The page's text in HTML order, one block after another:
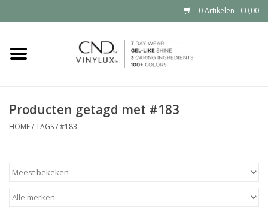
0 Artikelen - €0,00
Home
Nailart voor jou
Producten getagd met #183
HOME/TAGS/#183